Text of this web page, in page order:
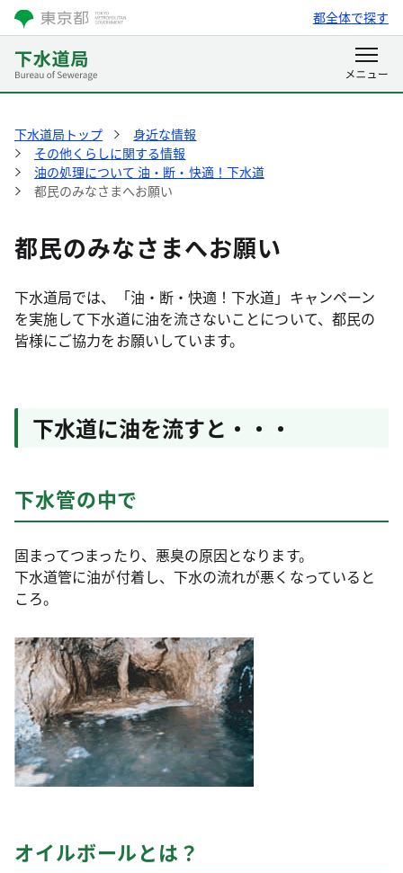
都全体で探す
下水道局トップ
身近な情報
その他くらしに関する情報
油の処理について 油・断・快適！下水道
都民のみなさまへお願い
都民のみなさまへお願い
下水道局では、「油・断・快適！下水道」キャンペーン
を実施して下水道に油を流さないことについて、都民の
皆様にご協力をお願いしています。
下水道に油を流すと・・・
下水管の中で
固まってつまったり、悪臭の原因となります。
下水道管に油が付着し、下水の流れが悪くなっていると
ころ。
オイルボールとは？